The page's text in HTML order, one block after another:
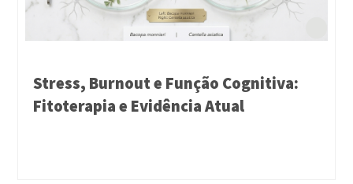
Stress, Burnout e Função Cognitiva:
Fitoterapia e Evidência Atual